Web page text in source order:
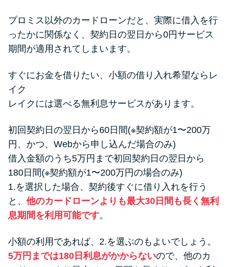
プロミス以外のカードローンだと、実際に借入を行
ったかに関係なく、契約日の翌日から0円サービス
期間が適用されてしまいます。
すぐにお金を借りたい、小額の借り入れ希望ならレ
イク
レイクには選べる無利息サービスがあります。
初回契約日の翌日から60日間(※契約額が1〜200万
円、かつ、Webから申し込んだ場合のみ)
借入金額のうち5万円まで初回契約日の翌日から
180日間(※契約額が1〜200万円の場合のみ)
1.を選択した場合、契約後すぐに借り入れを行う
と、 他のカードローンよりも最大30日間も長く無利
息期間を利用可能です。
小額の利用であれば、2.を選ぶのもよいでしょう。
5万円までは180日利息がかからないので、他のカ